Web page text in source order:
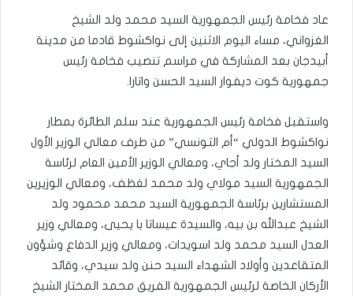
عاد فخامة رئيس الجمهورية السيد محمد ولد الشيخ
الغزواني، مساء اليوم الاثنين إلى نواكشوط قادما من مدينة
أبيدجان بعد المشاركة في مراسم تنصيب فخامة رئيس
جمهورية كوت ديفوار السيد الحسن واتارا.
واستقبل فخامة رئيس الجمهورية عند سلم الطائرة بمطار
نواكشوط الدولي “أم التونسي” من طرف معالي الوزير الأول
السيد المختار ولد أجاي، ومعالي الوزير الأمين العام لرئاسة
الجمهورية السيد مولاي ولد محمد لغظف، ومعالي الوزيرين
المستشارين برئاسة الجمهورية السيد محمد محمود ولد
الشيخ عبدالله بن بيه، والسيدة عيساتا با يحيى، ومعالي وزير
العدل السيد محمد ولد اسويدات، ومعالي وزير الدفاع وشؤون
المتقاعدين وأولاد الشهداء السيد حنن ولد سيدي، وقائد
الأركان الخاصة لرئيس الجمهورية الفريق محمد المختار الشيخ